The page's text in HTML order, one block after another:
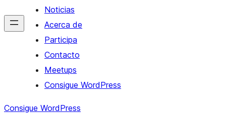
Noticias
Acerca de
Participa
Contacto
Meetups
Consigue WordPress
Consigue WordPress